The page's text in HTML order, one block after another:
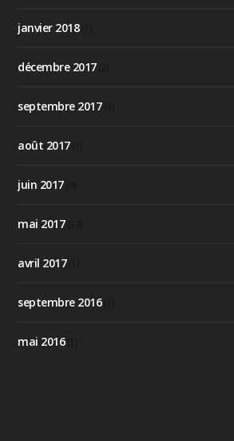
janvier 2018(1)
décembre 2017(2)
septembre 2017(3)
août 2017(1)
juin 2017(9)
mai 2017(33)
avril 2017(1)
septembre 2016(1)
mai 2016(1)